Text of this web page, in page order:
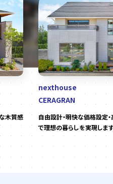
木質感
nexthouse
CERAGRAN
自由設計・明快な価格設定
で理想の暮らしを実現しま